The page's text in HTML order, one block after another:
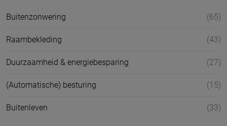
Buitenzonwering (65)
Raambekleding (43)
Duurzaamheid & energiebesparing (27)
(Automatische) besturing (15)
Buitenleven (33)